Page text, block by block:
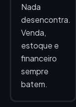
Nada
desencontra.
Venda,
estoque e
financeiro
sempre
batem.